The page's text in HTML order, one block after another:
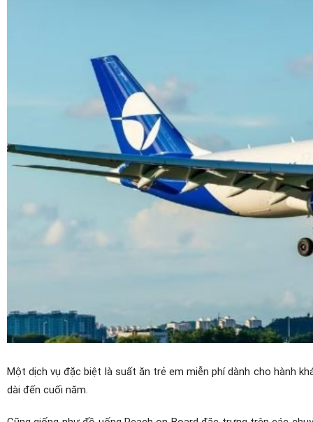
Một dịch vụ đặc biệt là suất ăn trẻ em miễn phí dành cho hành
dài đến cuối năm.